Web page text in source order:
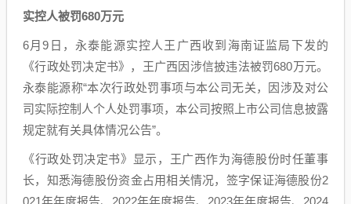
实控人被罚680万元
6月9日，永泰能源实控人王广西收到海南证监局下发的
《行政处罚决定书》，王广西因涉信披违法被罚680万元。
永泰能源称“本次行政处罚事项与本公司无关，因涉及对公
司实际控制人个人处罚事项，本公司按照上市公司信息披露
规定就有关具体情况公告”。
《行政处罚决定书》显示，王广西作为海德股份时任董事
长，知悉海德股份资金占用相关情况，签字保证海德股份2
021年年度报告、2022年年度报告、2023年年度报告、2024